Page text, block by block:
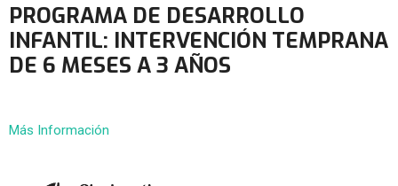
PROGRAMA DE DESARROLLO
INFANTIL: INTERVENCIÓN TEMPRANA
DE 6 MESES A 3 AÑOS
Más Información